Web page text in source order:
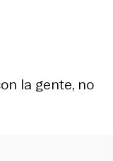
la gente, no